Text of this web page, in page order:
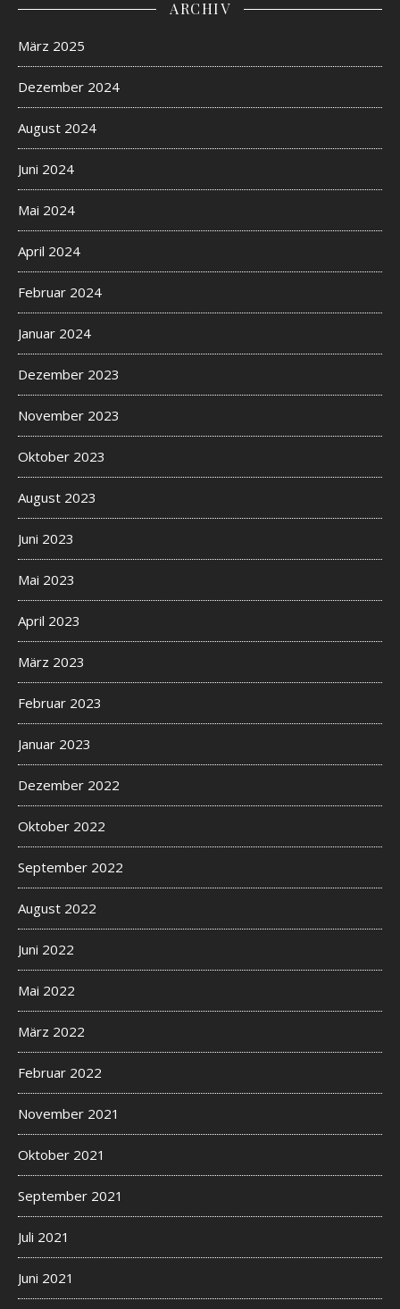
ARCHIV
März 2025
Dezember 2024
August 2024
Juni 2024
Mai 2024
April 2024
Februar 2024
Januar 2024
Dezember 2023
November 2023
Oktober 2023
August 2023
Juni 2023
Mai 2023
April 2023
März 2023
Februar 2023
Januar 2023
Dezember 2022
Oktober 2022
September 2022
August 2022
Juni 2022
Mai 2022
März 2022
Februar 2022
November 2021
Oktober 2021
September 2021
Juli 2021
Juni 2021